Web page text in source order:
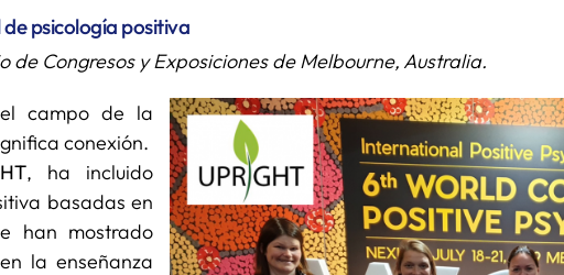
de psicología positiva
de Congresos y Exposiciones de Melbourne, Australia.
campo de la
conexión.
, ha incluido
basadas en
han mostrado
la enseñanza